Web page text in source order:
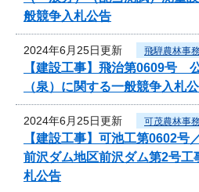
般競争入札公告
2024年6月25日更新 飛騨農林事
【建設工事】飛治第0609号
（泉）に関する一般競争入札
2024年6月25日更新 可茂農林事
【建設工事】可池工第0602号
前沢ダム地区前沢ダム第2号工
札公告